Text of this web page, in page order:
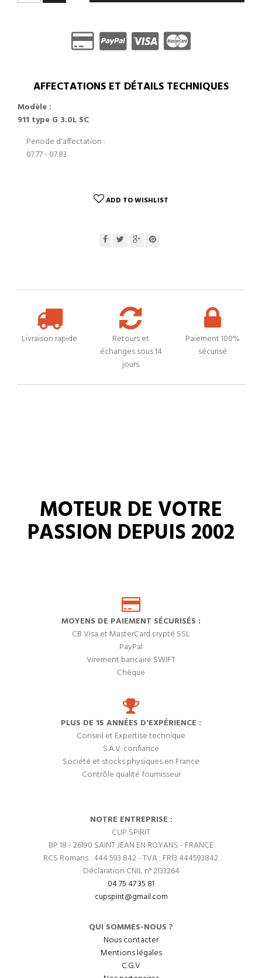
AFFECTATIONS ET DÉTAILS TECHNIQUES
Modèle :
911 type G 3.0L SC
Periode d'affectation :
07.77 - 07.83
ADD TO WISHLIST
Livraison rapide
Retours et
échanges sous 14
jours
Paiement 100%
sécurisé
MOTEUR DE VOTRE
PASSION DEPUIS 2002
MOYENS DE PAIEMENT SÉCURISÉS :
CB Visa et MasterCard crypté SSL
PayPal
Virement bancaire SWIFT
Chèque
PLUS DE 15 ANNÉES D'EXPÉRIENCE :
Conseil et Expertise technique
S.A.V. confiance
Société et stocks physiques en France
Contrôle qualité fournisseur
NOTRE ENTREPRISE :
CUP SPIRIT
BP 18 - 26190 SAINT JEAN EN ROYANS - FRANCE
RCS Romans : 444 593 842 - TVA : FR13 444593842.
Déclaration CNIL n° 2133264
04 75 47 35 81
cupspirit@gmail.com
QUI SOMMES-NOUS ?
Nous contacter
Mentions légales
C.G.V